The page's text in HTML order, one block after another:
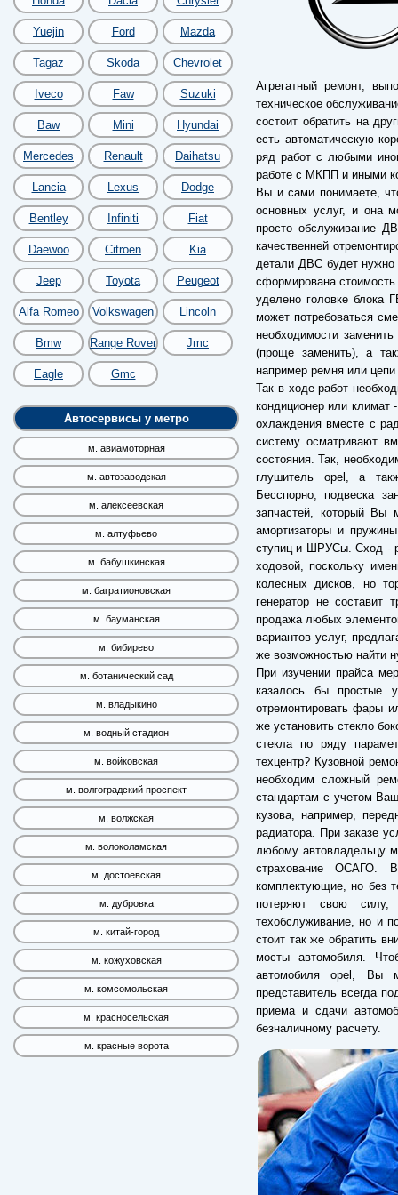
Yuejin Ford Mazda
Tagaz Skoda Chevrolet
Iveco Faw Suzuki
Baw Mini Hyundai
Mercedes Renault Daihatsu
Lancia Lexus Dodge
Bentley Infiniti Fiat
Daewoo Citroen Kia
Jeep Toyota Peugeot
Alfa Romeo Volkswagen Lincoln
Bmw Range Rover Jmc
Eagle Gmc
Автосервисы у метро
м. авиамоторная
м. автозаводская
м. алексеевская
м. алтуфьево
м. бабушкинская
м. багратионовская
м. бауманская
м. бибирево
м. ботанический сад
м. владыкино
м. водный стадион
м. войковская
м. волгоградский проспект
м. волжская
м. волоколамская
м. достоевская
м. дубровка
м. китай-город
м. кожуховская
м. комсомольская
м. красносельская
м. красные ворота
Агрегатный ремонт,
техническое
состоит обратить на
есть автоматическую
ряд работ с любыми
работе с МКПП и иными
Вы и сами понимаете,
основных услуг, и она
просто обслуживание
качественней
детали ДВС будет нужно
сформирована
уделено головке блока
может потребоваться
необходимости
(проще заменить), а
например ремня или
Так в ходе работ
кондиционер или климат
охлаждения вместе с
систему осматривают
состояния. Так,
глушитель opel, а
Бесспорно, подвеска
запчастей, который Вы
амортизаторы и
ступиц и ШРУСы. Сход -
ходовой, поскольку
колесных дисков, но
генератор не
продажа любых
вариантов услуг,
же возможностью найти
При изучении прайса
казалось бы простые
отремонтировать фары
же установить стекло
стекла по ряду
техцентр? Кузовной
необходим сложный
стандартам с учетом
кузова, например,
радиатора. При заказе
любому автовладельцу
страхование ОСАГО.
комплектующие, но без
потеряют свою
техобслуживание, но и
стоит так же обратить
мосты автомобиля.
автомобиля opel, Вы
представитель всегда
приема и сдачи
безналичному расчету.